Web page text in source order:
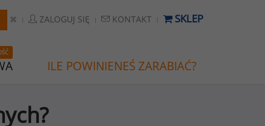
ZALOGUJ SIĘ KONTAKT SKLEP
ILE POWINIENEŚ ZARABIAĆ?